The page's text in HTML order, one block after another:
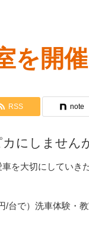
を開
RSS note
にしません
を大切にしていき
台で）洗車体験・教